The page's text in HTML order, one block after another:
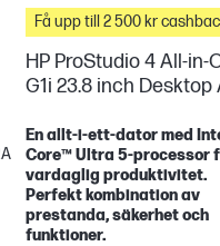
Få upp till 2 500 kr
HP ProStudio 4 All-in-
G1i 23.8 inch Desktop
En allt‑i‑ett‑dator med
Core™ Ultra 5‑processor
vardaglig produktivitet.
Perfekt kombination av
prestanda, säkerhet och
funktioner.